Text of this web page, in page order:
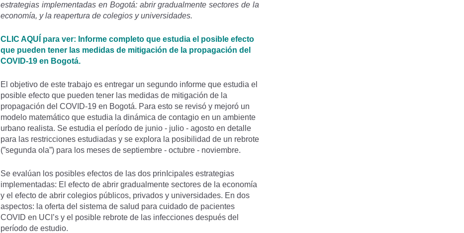
estrategias implementadas en Bogotá: abrir gradualmente sectores de la
economía, y la reapertura de colegios y universidades.
CLIC AQUÍ para ver: Informe completo que estudia el posible efecto
que pueden tener las medidas de mitigación de la propagación del
COVID-19 en Bogotá.
El objetivo de este trabajo es entregar un segundo informe que estudia el
posible efecto que pueden tener las medidas de mitigación de la
propagación del COVID-19 en Bogotá. Para esto se revisó y mejoró un
modelo matemático que estudia la dinámica de contagio en un ambiente
urbano realista. Se estudia el período de junio - julio - agosto en detalle
para las restricciones estudiadas y se explora la posibilidad de un rebrote
(”segunda ola”) para los meses de septiembre - octubre - noviembre.
Se evalúan los posibles efectos de las dos prinIcipales estrategias
implementadas: El efecto de abrir gradualmente sectores de la economía
y el efecto de abrir colegios públicos, privados y universidades. En dos
aspectos: la oferta del sistema de salud para cuidado de pacientes
COVID en UCI’s y el posible rebrote de las infecciones después del
período de estudio.